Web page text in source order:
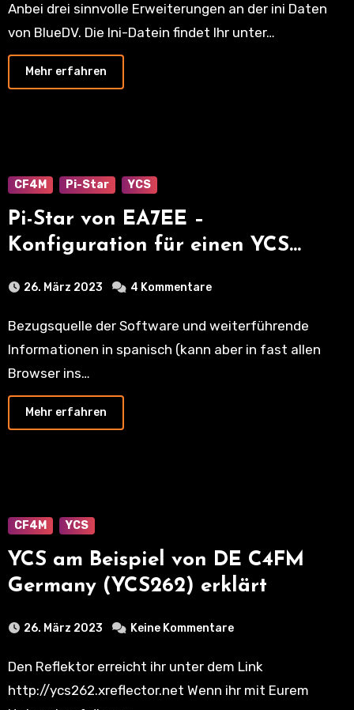
Anbei drei sinnvolle Erweiterungen an der ini Daten
von BlueDV. Die Ini-Datein findet Ihr unter…
Mehr erfahren
CF4M Pi-Star YCS
Pi-Star von EA7EE –
Konfiguration für einen YCS
26. März 2023 4 Kommentare
Bezugsquelle der Software und weiterführende
Informationen in spanisch (kann aber in fast allen
Browser ins…
Mehr erfahren
CF4M YCS
YCS am Beispiel von DE C4FM
Germany (YCS262) erklärt
26. März 2023 Keine Kommentare
Den Reflektor erreicht ihr unter dem Link
http://ycs262.xreflector.net Wenn ihr mit Eurem